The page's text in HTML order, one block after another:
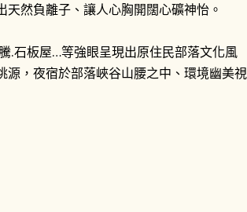
然負離子、讓人心胸開闊心礦神怡。
.石板屋…等強眼呈現出原住民部落文化風
，夜宿於部落峽谷山腰之中、環境幽美視